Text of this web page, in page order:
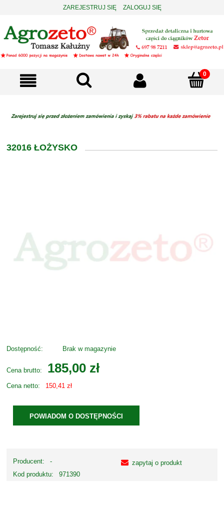
ZAREJESTRUJ SIĘ ZALOGUJ SIĘ
32016 ŁOŻYSKO
Dostępność: Brak w magazynie
Cena brutto: 185,00 zł
Cena netto: 150,41 zł
POWIADOM O DOSTĘPNOŚCI
Producent:
-
Kod produktu:
971390
zapytaj o produkt